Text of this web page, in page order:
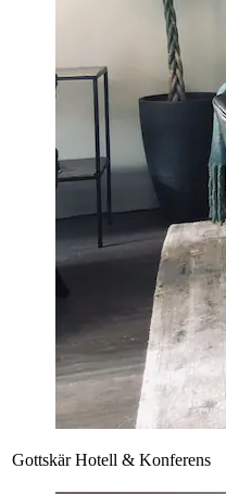
Gottskär Hotell & Konferens